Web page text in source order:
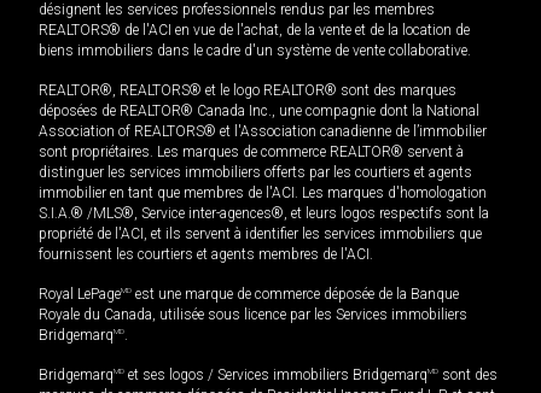
désignent les services professionnels rendus par les membres
REALTORS® de l'ACI en vue de l'achat, de la vente et de la location de
biens immobiliers dans le cadre d'un système de vente collaborative.
REALTOR®, REALTORS® et le logo REALTOR® sont des marques
déposées de REALTOR® Canada Inc., une compagnie dont la National
Association of REALTORS® et l'Association canadienne de l’immobilier
sont propriétaires. Les marques de commerce REALTOR® servent à
distinguer les services immobiliers offerts par les courtiers et agents
immobilier en tant que membres de l'ACI. Les marques d'homologation
S.I.A.® /MLS®, Service inter-agences®, et leurs logos respectifs sont la
propriété de l'ACI, et ils servent à identifier les services immobiliers que
fournissent les courtiers et agents membres de l'ACI.
Royal LePageMD est une marque de commerce déposée de la Banque
Royale du Canada, utilisée sous licence par les Services immobiliers
BridgemarqMD.
BridgemarqMD et ses logos / Services immobiliers BridgemarqMD sont des